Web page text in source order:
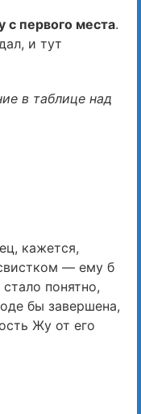
с первого места.
и тут
в таблице над
кажется,
— ему б
понятно,
бы завершена,
Жу от его